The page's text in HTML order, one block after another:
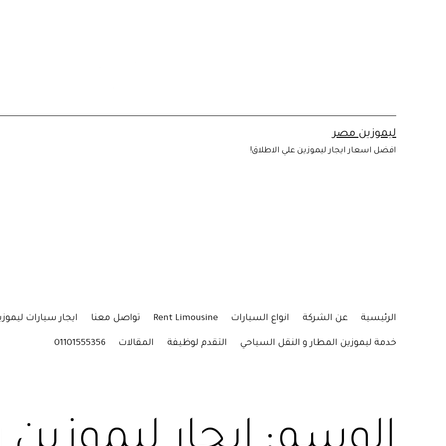
ليموزين مصر
افضل اسعار ايجار ليموزين علي الاطلاق!
الرئيسية عن الشركة انواع السيارات Rent Limousine تواصل معنا ايجار سيارات
خدمة ليموزين المطار و النقل السياحي التقدم لوظيفة المقالات 01101555356